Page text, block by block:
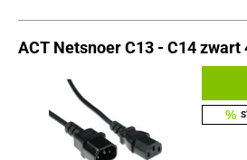
ACT Netsnoer C13 - C14 zwart
%